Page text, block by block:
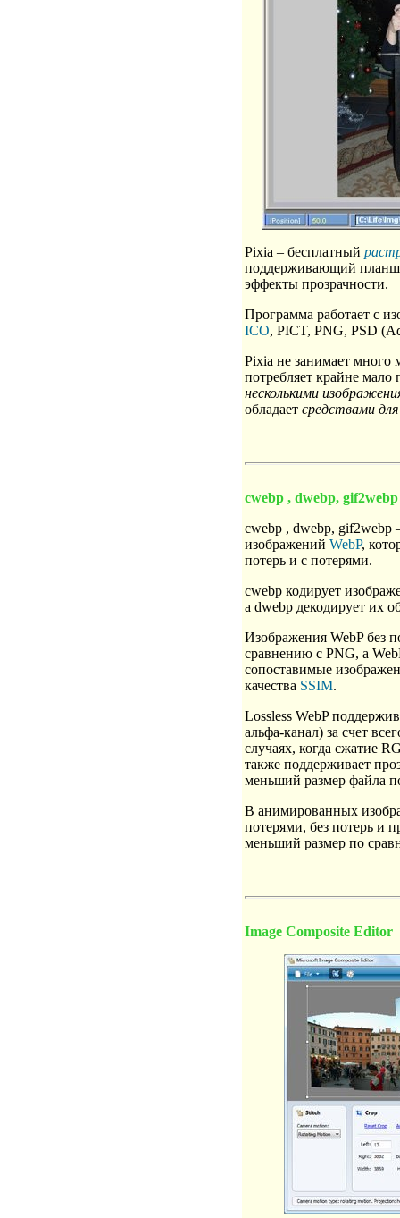
Pixia – бесплатный
поддерживающий
эффекты прозрачности.
Программа работает с
ICO, PICT, PNG, PSD
Pixia не занимает много
потребляет крайне мало
несколькими
обладает средствами
cwebp , dwebp, gif2webp
cwebp , dwebp, gif2webp
изображений WebP,
потерь и с потерями.
cwebp кодирует
а dwebp декодирует их
Изображения WebP без
сравнению с PNG, а
сопоставимые
качества SSIM.
Lossless WebP
альфа-канал) за счет
случаях, когда сжатие
также поддерживает
меньший размер файла
В анимированных
потерями, без потерь и
меньший размер по
Image Composite Editor